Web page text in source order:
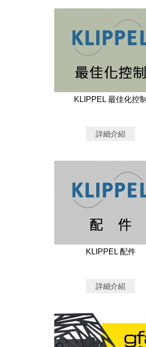
KLIPPEL 最佳化控制
詳細介紹
KLIPPEL 配件
詳細介紹